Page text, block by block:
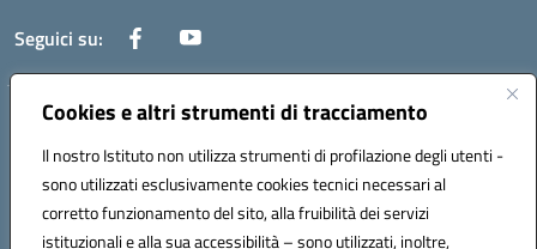
Cookies e altri strumenti di tracciamento
Il nostro Istituto non utilizza strumenti di profilazione degli utenti -
sono utilizzati esclusivamente cookies tecnici necessari al
corretto funzionamento del sito, alla fruibilità dei servizi
istituzionali e alla sua accessibilità – sono utilizzati, inoltre,
Seguici su:
Corso Roma, 1 71100 FOGGIA (FG)
Codice meccanografico: FGPM03000E
Mail: FGPM03000E@istruzione.it - PEC:
FGPM03000E@pec.istruzione.it